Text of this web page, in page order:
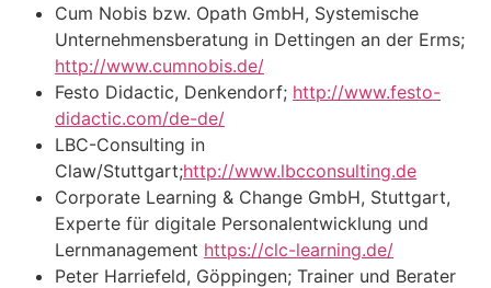
Cum Nobis bzw. Opath GmbH, Systemische
Unternehmensberatung in Dettingen an der Erms;
http://www.cumnobis.de/
Festo Didactic, Denkendorf; http://www.festo-
didactic.com/de-de/
LBC-Consulting in
Claw/Stuttgart;http://www.lbcconsulting.de
Corporate Learning & Change GmbH, Stuttgart,
Experte für digitale Personalentwicklung und
Lernmanagement https://clc-learning.de/
Peter Harriefeld, Göppingen; Trainer und Berater